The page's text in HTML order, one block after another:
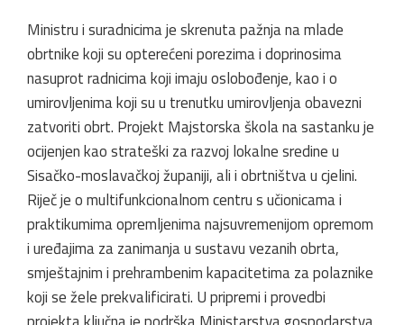
Ministru i suradnicima je skrenuta pažnja na mlade
obrtnike koji su opterećeni porezima i doprinosima
nasuprot radnicima koji imaju oslobođenje, kao i o
umirovljenima koji su u trenutku umirovljenja obavezni
zatvoriti obrt. Projekt Majstorska škola na sastanku je
ocijenjen kao strateški za razvoj lokalne sredine u
Sisačko-moslavačkoj županiji, ali i obrtništva u cjelini.
Riječ je o multifunkcionalnom centru s učionicama i
praktikumima opremljenima najsuvremenijom opremom
i uređajima za zanimanja u sustavu vezanih obrta,
smještajnim i prehrambenim kapacitetima za polaznike
koji se žele prekvalificirati. U pripremi i provedbi